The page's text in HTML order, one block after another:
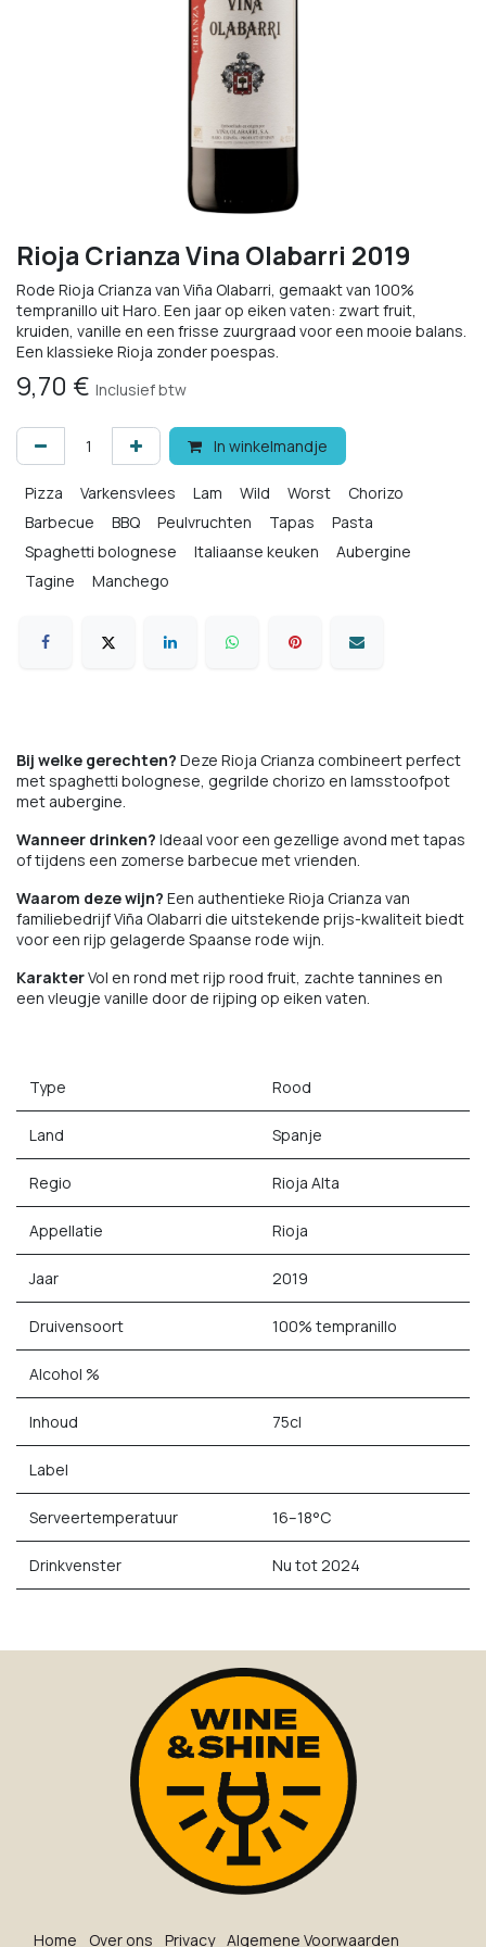
Rioja Crianza Vina Olabarri 2019
Rode Rioja Crianza van Viña Olabarri, gemaakt van 100%
tempranillo uit Haro. Een jaar op eiken vaten: zwart fruit,
kruiden, vanille en een frisse zuurgraad voor een mooie balans.
Een klassieke Rioja zonder poespas.
9,70 € Inclusief btw
In winkelmandje
Pizza Varkensvlees Lam Wild Worst
Chorizo
Barbecue
BBQ Peulvruchten Tapas
Pasta
Spaghetti bolognese
Italiaanse keuken
Aubergine
Tagine
Manchego
Bij welke gerechten? Deze Rioja Crianza combineert perfect
met spaghetti bolognese, gegrilde chorizo en lamsstoofpot
met aubergine.
Wanneer drinken? Ideaal voor een gezellige avond met tapas
of tijdens een zomerse barbecue met vrienden.
Waarom deze wijn? Een authentieke Rioja Crianza van
familiebedrijf Viña Olabarri die uitstekende prijs-kwaliteit biedt
voor een rijp gelagerde Spaanse rode wijn.
KarakterVol en rond met rijp rood fruit, zachte tannines en
een vleugje vanille door de rijping op eiken vaten.
Type Rood
Land Spanje
Regio Rioja Alta
Appellatie Rioja
Jaar 2019
Druivensoort 100% tempranillo
Alcohol %
Inhoud 75cl
Label
Serveertemperatuur 16–18°C
Drinkvenster Nu tot 2024
Ho​me O​ve​r on​s Privacy Algemene Voorwaarden